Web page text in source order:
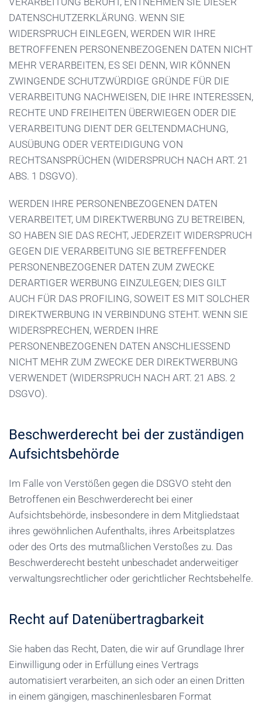
DATENSCHUTZERKLÄRUNG. WENN SIE
WIDERSPRUCH EINLEGEN, WERDEN WIR IHRE
BETROFFENEN PERSONENBEZOGENEN DATEN NICHT
MEHR VERARBEITEN, ES SEI DENN, WIR KÖNNEN
ZWINGENDE SCHUTZWÜRDIGE GRÜNDE FÜR DIE
VERARBEITUNG NACHWEISEN, DIE IHRE INTERESSEN,
RECHTE UND FREIHEITEN ÜBERWIEGEN ODER DIE
VERARBEITUNG DIENT DER GELTENDMACHUNG,
AUSÜBUNG ODER VERTEIDIGUNG VON
RECHTSANSPRÜCHEN (WIDERSPRUCH NACH ART. 21
ABS. 1 DSGVO).
WERDEN IHRE PERSONENBEZOGENEN DATEN
VERARBEITET, UM DIREKTWERBUNG ZU BETREIBEN,
SO HABEN SIE DAS RECHT, JEDERZEIT WIDERSPRUCH
GEGEN DIE VERARBEITUNG SIE BETREFFENDER
PERSONENBEZOGENER DATEN ZUM ZWECKE
DERARTIGER WERBUNG EINZULEGEN; DIES GILT
AUCH FÜR DAS PROFILING, SOWEIT ES MIT SOLCHER
DIREKTWERBUNG IN VERBINDUNG STEHT. WENN SIE
WIDERSPRECHEN, WERDEN IHRE
PERSONENBEZOGENEN DATEN ANSCHLIESSEND
NICHT MEHR ZUM ZWECKE DER DIREKTWERBUNG
VERWENDET (WIDERSPRUCH NACH ART. 21 ABS. 2
DSGVO).
Beschwerde­recht bei der zuständigen
Aufsichts­behörde
Im Falle von Verstößen gegen die DSGVO steht den
Betroffenen ein Beschwerderecht bei einer
Aufsichtsbehörde, insbesondere in dem Mitgliedstaat
ihres gewöhnlichen Aufenthalts, ihres Arbeitsplatzes
oder des Orts des mutmaßlichen Verstoßes zu. Das
Beschwerderecht besteht unbeschadet anderweitiger
verwaltungsrechtlicher oder gerichtlicher Rechtsbehelfe.
Recht auf Daten­übertrag­barkeit
Sie haben das Recht, Daten, die wir auf Grundlage Ihrer
Einwilligung oder in Erfüllung eines Vertrags
automatisiert verarbeiten, an sich oder an einen Dritten
in einem gängigen, maschinenlesbaren Format